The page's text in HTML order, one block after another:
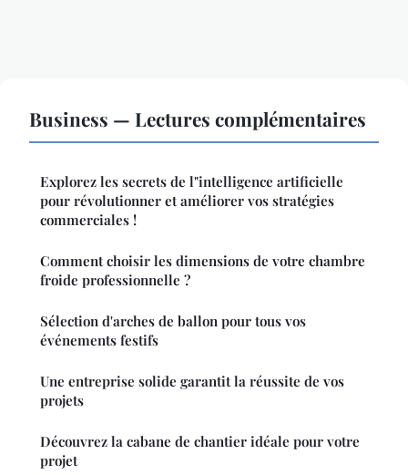
Business — Lectures complémentaires
Explorez les secrets de l"intelligence artificielle
pour révolutionner et améliorer vos stratégies
commerciales !
Comment choisir les dimensions de votre chambre
froide professionnelle ?
Sélection d'arches de ballon pour tous vos
événements festifs
Une entreprise solide garantit la réussite de vos
projets
Découvrez la cabane de chantier idéale pour votre
projet